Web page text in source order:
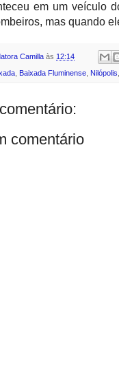
em um veículo
mas quando
Camilla às 12:14
, Baixada Fluminense, Nilópolis,
comentário